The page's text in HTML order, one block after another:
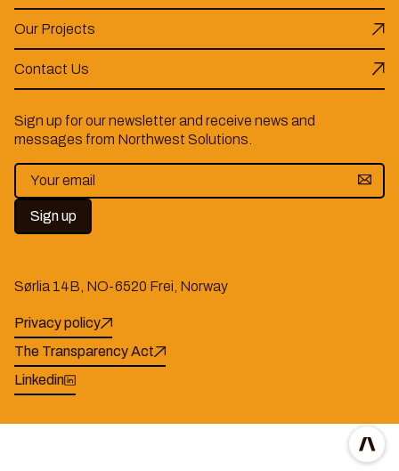
Our Projects
Contact Us
Sign up for our newsletter and receive news and
messages from Northwest Solutions.
Privacy policy
The Transparency Act
Linkedin
Sørlia 14B, NO-6520 Frei, Norway